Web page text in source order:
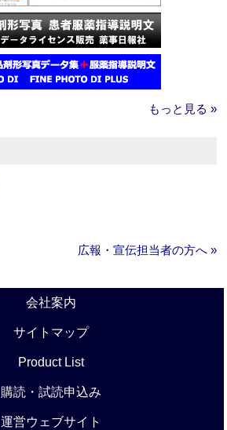
もっと見る »
広報・宣伝担当者の方へ »
会社案内
サイトマップ
Product List
購読・試読申込み
運営ウェブサイト